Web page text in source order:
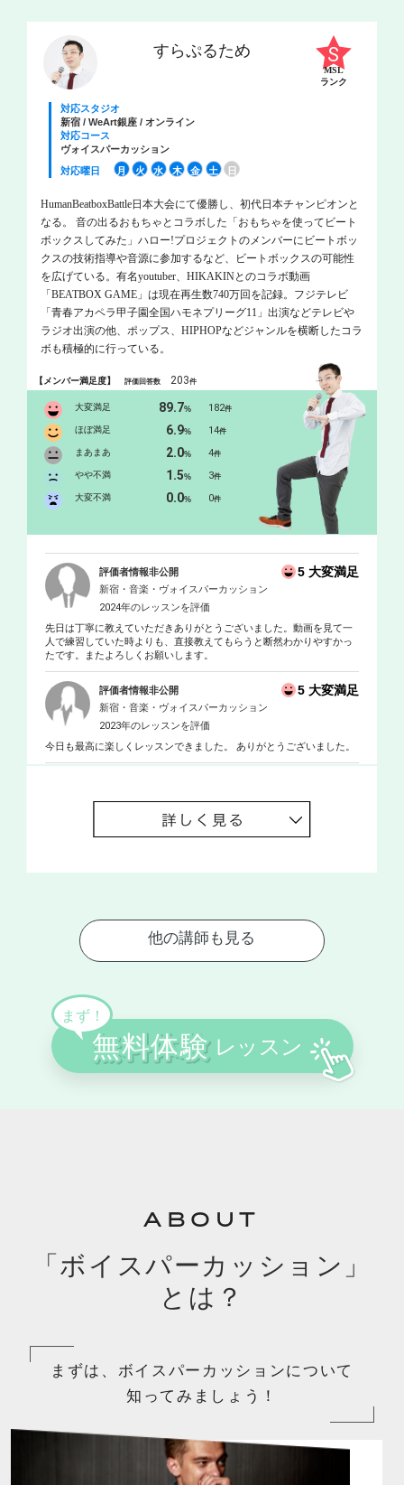
すらぷるため
MSL
ランク
対応スタジオ
新宿 / WeArt銀座 / オンライン
対応コース
ヴォイスパーカッション
対応曜日
月 火 水 木 金 土 日
HumanBeatboxBattle日本大会にて優勝し、初代日本チャンピオンと
なる。 音の出るおもちゃとコラボした「おもちゃを使ってビート
ボックスしてみた」ハロー!プロジェクトのメンバーにビートボッ
クスの技術指導や音源に参加するなど、ビートボックスの可能性
を広げている。有名youtuber、HIKAKINとのコラボ動画
「BEATBOX GAME」は現在再生数740万回を記録。フジテレビ
「青春アカペラ甲子園全国ハモネプリーグ11」出演などテレビや
ラジオ出演の他、ポップス、HIPHOPなどジャンルを横断したコラ
ボも積極的に行っている。
【メンバー満足度】評価回答数 203件
大変満足 89.7% 182件
ほぼ満足 6.9% 14件
まあまあ 2.0% 4件
やや不満 1.5% 3件
大変不満 0.0% 0件
評価者情報非公開 5 大変満足
新宿・音楽・ヴォイスパーカッション
2024年のレッスンを評価
先日は丁寧に教えていただきありがとうございました。動画を見て一
人で練習していた時よりも、直接教えてもらうと断然わかりやすかっ
たです。またよろしくお願いします。
評価者情報非公開 5 大変満足
新宿・音楽・ヴォイスパーカッション
2023年のレッスンを評価
今日も最高に楽しくレッスンできました。 ありがとうございました。
ABOUT
「ボイスパーカッション」
とは？
まずは、ボイスパーカッションについて
知ってみましょう！